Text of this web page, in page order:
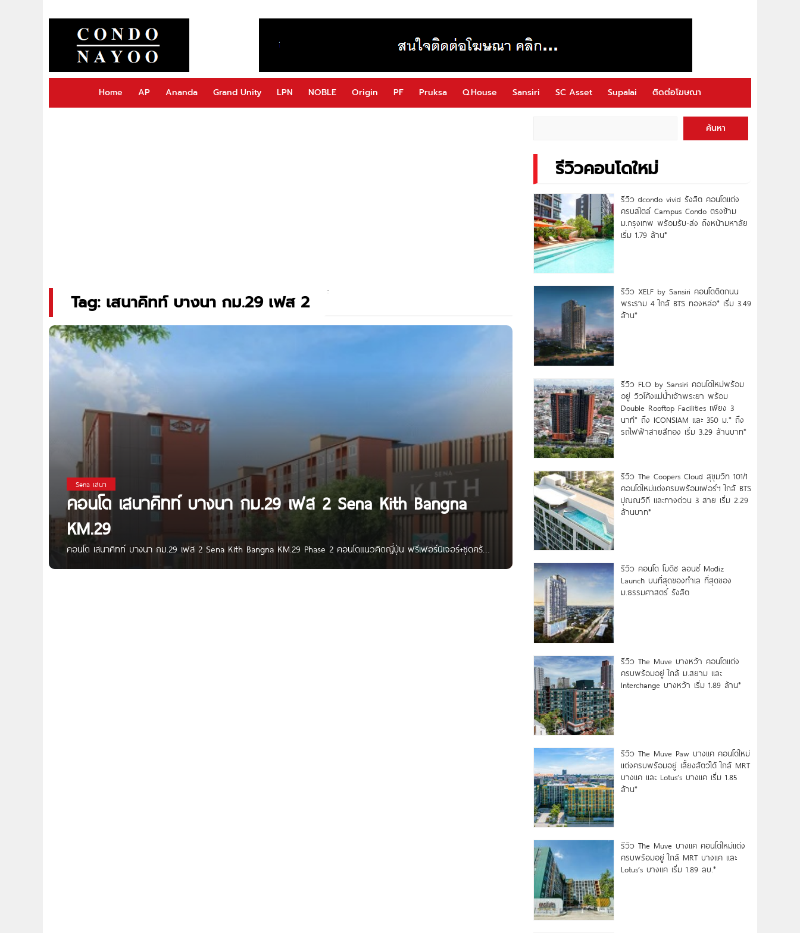
Home AP Ananda Grand Unity LPN NOBLE Origin PF Pruksa Q.House Sansiri SC Asset Supalai ติดต่อโฆษณา
Tag: เสนาคิทท์ บางนา กม.29 เฟส 2
Sena เสนา
คอนโด เสนาคิทท์ บางนา กม.29 เฟส 2 Sena Kith Bangna
KM.29
คอนโด เสนาคิทท์ บางนา กม.29 เฟส 2 Sena Kith Bangna KM.29 Phase 2 คอนโดแนวคิดญี่ปุ่น ฟรีเฟอร์นิเจอร์+ชุดครัว
ค้นหา
รีวิวคอนโดใหม่
รีวิว dcondo vivid รังสิต คอนโดแต่ง
ครบสไตล์ Campus Condo ตรงข้าม
ม.กรุงเทพ พร้อมรับ-ส่ง ถึงหน้ามหาลัย
เริ่ม 1.79 ล้าน*
รีวิว XELF by Sansiri คอนโดติดถนน
พระราม 4 ใกล้ BTS ทองหล่อ* เริ่ม 3.49
ล้าน*
รีวิว FLO by Sansiri คอนโดใหม่พร้อม
อยู่ วิวโค้งแม่น้ำเจ้าพระยา พร้อม
Double Rooftop Facilities เพียง 3
นาที* ถึง ICONSIAM และ 350 ม.* ถึง
รถไฟฟ้าสายสีทอง เริ่ม 3.29 ล้านบาท*
รีวิว The Coopers Cloud สุขุมวิท 101/1
คอนโดใหม่แต่งครบพร้อมเฟอร์ฯ ใกล้ BTS
ปุณณวิถี และทางด่วน 3 สาย เริ่ม 2.29
ล้านบาท*
รีวิว คอนโด โมดิซ ลอนซ์ Modiz
Launch บนที่สุดของทำเล ที่สุดของ
ม.ธรรมศาสตร์ รังสิต
รีวิว The Muve บางหว้า คอนโดแต่ง
ครบพร้อมอยู่ ใกล้ ม.สยาม และ
Interchange บางหว้า เริ่ม 1.89 ล้าน*
รีวิว The Muve Paw บางแค คอนโดใหม่
แต่งครบพร้อมอยู่ เลี้ยงสัตว์ได้ ใกล้ MRT
บางแค และ Lotus’s บางแค เริ่ม 1.85
ล้าน*
รีวิว The Muve บางแค คอนโดใหม่แต่ง
ครบพร้อมอยู่ ใกล้ MRT บางแค และ
Lotus’s บางแค เริ่ม 1.89 ลบ.*